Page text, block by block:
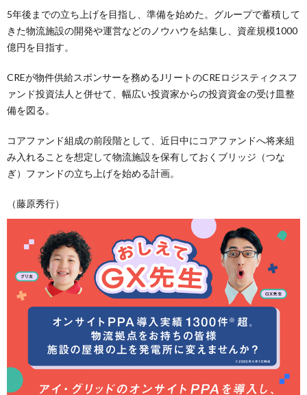
5年後までの立ち上げを目指し、準備を始めた。グループで蓄積して
きた物流施設の開発や運営などのノウハウを結集し、資産規模1000
億円を目指す。
CREが物件供給スポンサーを務めるJリートのCREロジスティクスフ
ァンド投資法人と併せて、幅広い投資家からの投資資金の受け皿整
備を図る。
コアファンド組成の前段階として、近日中にコアファンドへ将来組
み入れることを想定して物流施設を保有しておくブリッジ（つな
ぎ）ファンドの立ち上げを始める計画。
（藤原秀行）